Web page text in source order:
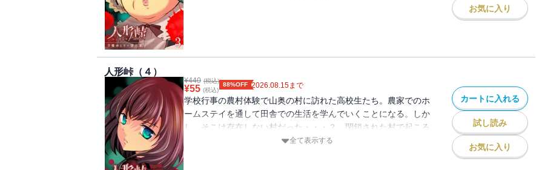
お気に入り
人形峠（４）
¥440 (税込)
¥55 (税込)
88%OFF 2026.08.15まで
学校行事の農村体験で山奥の村に訪れた高校生たち。農家でのホ
ームステイを通して田舎での生活を学んでいくことになる。しか
し、そこは存在しない村だった・・・？ 閉鎖された村で起こる
数々の不可解な出来事に戦慄が走る！ 高校生たちの運命は？
全て表示する
カートに入れる
試し読み
お気に入り